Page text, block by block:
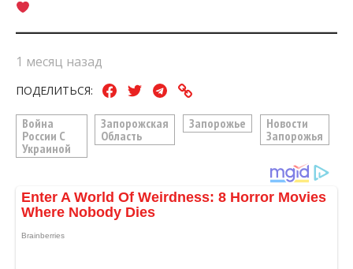
1 месяц назад
ПОДЕЛИТЬСЯ:
Война
России С
Украиной
Запорожская
Область
Запорожье
Новости
Запорожья